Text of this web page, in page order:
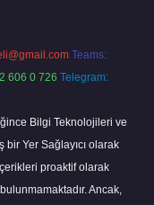
Teams:
606 0 726 Telegram:
Bilgi Teknolojileri ve
bir Yer Sağlayıcı olarak
proaktif olarak
Ancak,